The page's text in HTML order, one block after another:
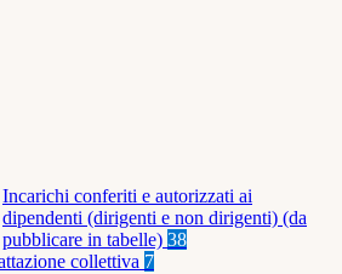
Incarichi conferiti e autorizzati ai
dipendenti (dirigenti e non dirigenti) (da
pubblicare in tabelle) 38
collettiva 7